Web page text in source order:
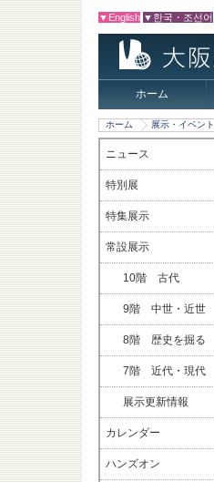
▼English ▼한국・조선어
ホーム
ホーム 展示・イベント
ニュース
特別展
特集展示
常設展示
10階 古代
9階 中世・近世
8階 歴史を掘る
7階 近代・現代
展示更新情報
カレンダー
ハンズオン